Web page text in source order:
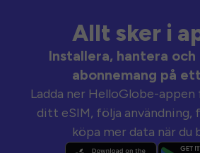
Allt sker i
Installera, hantera
abonnemang på
Ladda ner HelloGlobe-
ditt eSIM, följa användning,
köpa mer data när du